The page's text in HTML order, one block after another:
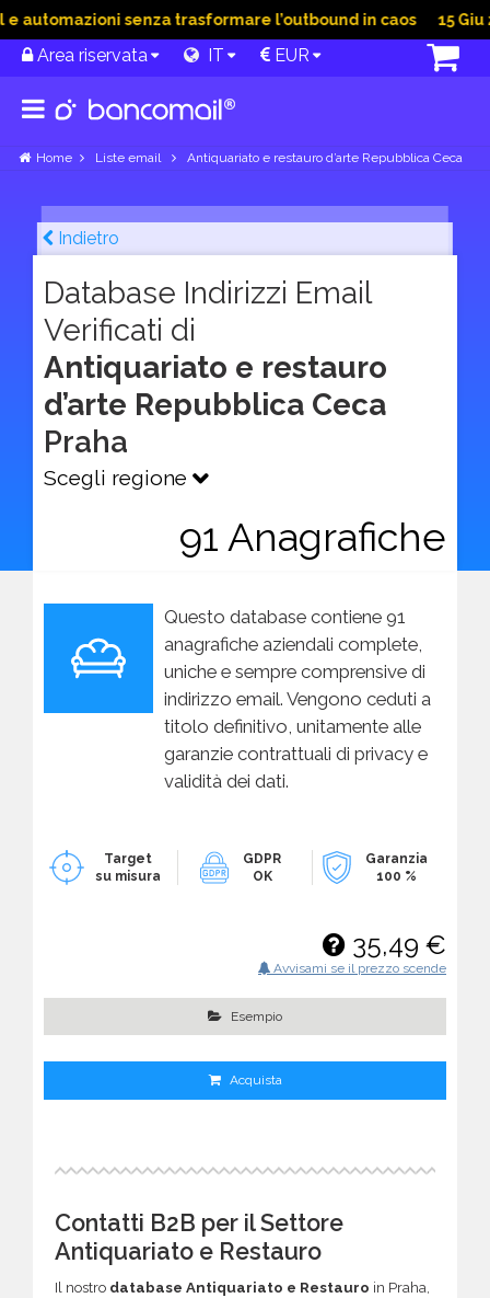
senza trasformare l’outbound in caos 15 Giu
Area riservata IT EUR
Home Liste email Antiquariato e restauro d’arte Repubblica Ceca
Indietro
Database Indirizzi Email
Verificati di
Antiquariato e restauro
d’arte Repubblica Ceca
Praha
Scegli regione
91 Anagrafiche
Questo database contiene 91
anagrafiche aziendali complete,
uniche e sempre comprensive di
indirizzo email. Vengono ceduti a
titolo definitivo, unitamente alle
garanzie contrattuali di privacy e
validità dei dati.
Target
su misura
GDPR
OK
Garanzia
100 %
35,49 €
Avvisami se il prezzo scende
Esempio
Acquista
Contatti B2B per il Settore
Antiquariato e Restauro
Il nostro database Antiquariato e Restauro in Praha,